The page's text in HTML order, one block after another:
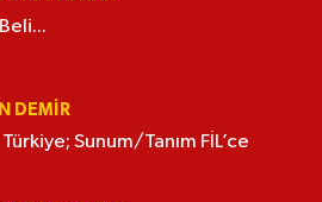
DEMİR
Sunum/Tanım FİL’ce